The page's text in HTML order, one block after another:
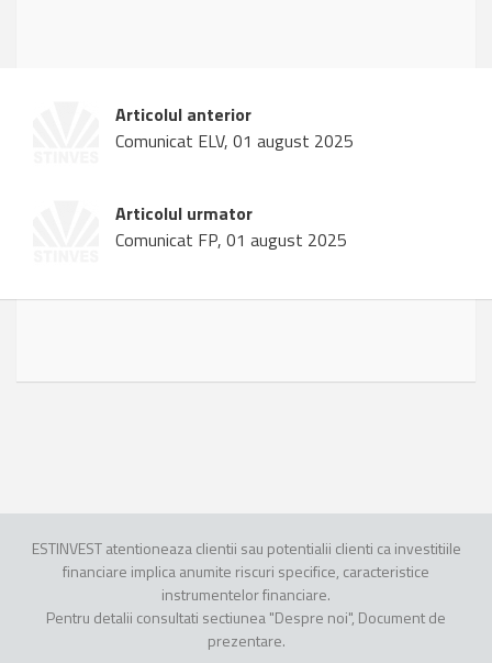
Articolul anterior
Comunicat ELV, 01 august 2025
Articolul urmator
Comunicat FP, 01 august 2025
ESTINVEST atentioneaza clientii sau potentialii clienti ca investitiile
financiare implica anumite riscuri specifice, caracteristice
instrumentelor financiare.
Pentru detalii consultati sectiunea "Despre noi", Document de
prezentare.